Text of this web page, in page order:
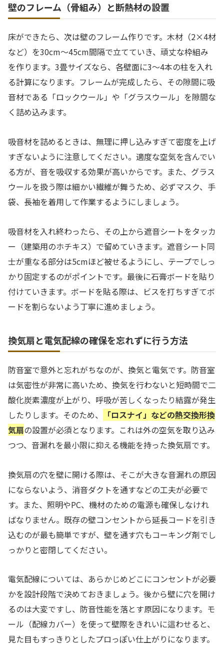
壁のフレーム（骨組み）と断熱材の設置
床ができたら、次は壁のフレーム作りです。木材（2×4材
など）を30cm〜45cm間隔で立てていき、頑丈な枠組み
を作ります。3畳サイズなら、各壁面に3〜4本の柱を入れ
る計算になります。フレームが完成したら、その隙間に吸
音材である「ロックウール」や「グラスウール」を隙間な
く詰め込みます。
吸音材を詰めるときは、無理に押し込みすぎて密度を上げ
すぎないように注意してください。適度な空気を含んでい
る方が、音を吸収する効果が高いからです。また、グラス
ウールを扱う際は細かい繊維が舞うため、必ずマスク、手
袋、長袖を着用して作業するようにしましょう。
吸音材を入れ終わったら、その上から遮音シートをタッカ
ー（建築用のホチキス）で留めていきます。遮音シート同
士が重なる部分は5cmほど被せるようにし、テープでしっ
かり固定するのがポイントです。最後に石膏ボードを貼り
付けていきます。ボードを貼る際は、ビスを打ちすぎてボ
ードを割らないよう丁寧に進めましょう。
換気扇と電気配線の確保を忘れずに行う方法
防音室で意外と忘れがちなのが、換気と電気です。防音室
は気密性が非常に高いため、換気を行わないと短時間で二
酸化炭素濃度が上がり、呼吸が苦しくなったり結露が発生
したりします。そのため、
「ロスナイ」などの熱交換形換
気扇の設置が必須となります。これは外の空気を取り込み
つつ、音漏れを最小限に抑える機能を持った換気扇です。
換気扇の穴を壁に開ける際は、そこが大きな音漏れの原因
にならないよう、消音ダクトを通すなどの工夫が必要で
す。また、照明やPC、機材のための電源も確保しなけれ
ばなりません。既存の壁コンセントから延長コードを引き
込むのが最も簡単ですが、壁を通す穴もコーキング剤でし
っかりと密閉してください。
電気配線については、あらかじめどこにコンセントが必要
かを設計段階で決めておきましょう。後から壁に穴を開け
るのは大変ですし、防音性能を落とす原因になります。モ
ール（配線カバー）を使って壁際をきれいに這わせると、
見た目もすっきりとしたプロっぽい仕上がりになります。